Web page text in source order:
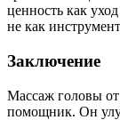
ценность как
не как
Заключение
Массаж головы
помощник. Он